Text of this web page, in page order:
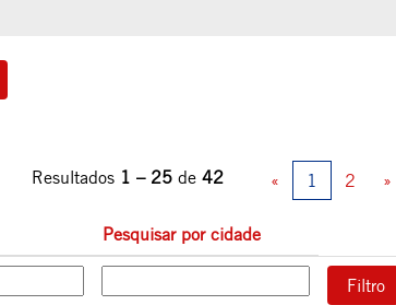
Resultados 1 – 25 de 42 « 1 2 »
Pesquisar por cidade